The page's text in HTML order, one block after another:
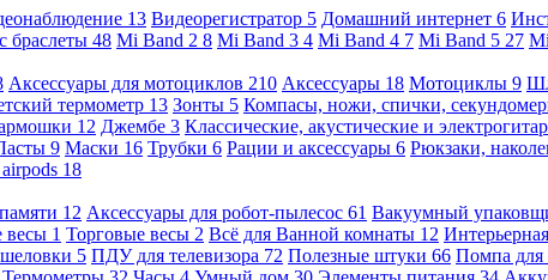
13 Видеорегистратор 5 Домашний интернет 6
браслеты 48 Mi Band 2 8 Mi Band 3 4 Mi Band 4 7 Mi Band 5 27
Аксессуары для мотоциклов 210 Аксессуары 18 Мотоциклы 9
термометр 13 Зонты 5 Компасы, ножи, спички,
12 Джембе 3 Классические, акустические и
9 Маски 16 Трубки 6 Рации и аксессуары 6 Рюкзаки,
18
12 Аксессуары для робот-пылесос 61 Вакуумный
весы 1 Торговые весы 2 Всё для Ванной комнаты 12
5 ПДУ для телевизора 72 Полезные штуки 66 Помпа для